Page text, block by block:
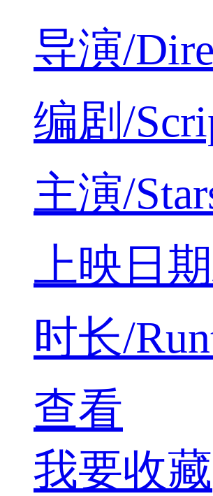
导演/
编剧/
主演/
上映日期
时长/
查看
我要收藏